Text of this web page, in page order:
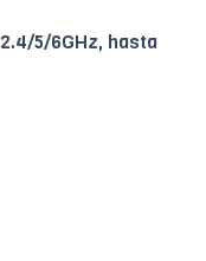
5/6GHz, hasta